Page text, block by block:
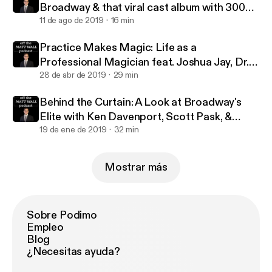
Broadway & that viral cast album with 300
million streams with Jennifer Ashley Tepper
11 de ago de 2019 16 min
Practice Makes Magic: Life as a
Professional Magician feat. Joshua Jay, Dr.
Lawrence Hass, Danny Dubin & Eric Giliam
28 de abr de 2019 29 min
Behind the Curtain: A Look at Broadway's
Elite with Ken Davenport, Scott Pask, &
Marc J. Franklin
19 de ene de 2019 32 min
Mostrar más
Sobre Podimo
Empleo
Blog
¿Necesitas ayuda?